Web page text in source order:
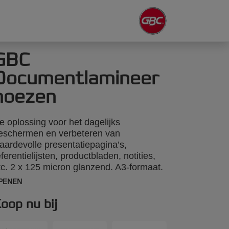
oplossing voor het dagelijks
en verbeteren van
presentatiepagina’s,
productbladen, notities,
2 x 125 micron glanzend. A3-formaat.
stuks per verpakking: 25.
nu bij